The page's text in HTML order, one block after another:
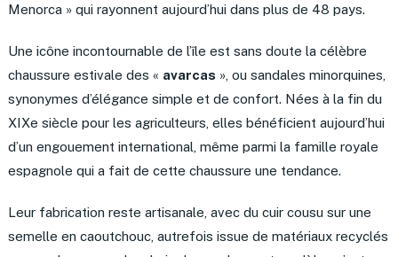
Menorca » qui rayonnent aujourd’hui dans plus de 48 pays.
Une icône incontournable de l’île est sans doute la célèbre
chaussure estivale des « avarcas », ou sandales minorquines,
synonymes d’élégance simple et de confort. Nées à la fin du
XIXe siècle pour les agriculteurs, elles bénéficient aujourd’hui
d’un engouement international, même parmi la famille royale
espagnole qui a fait de cette chaussure une tendance.
Leur fabrication reste artisanale, avec du cuir cousu sur une
semelle en caoutchouc, autrefois issue de matériaux recyclés